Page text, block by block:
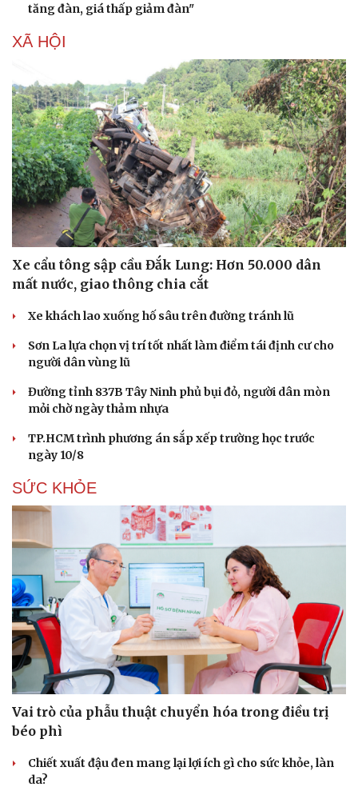
tăng đàn, giá thấp giảm đàn"
XÃ HỘI
Xe cẩu tông sập cầu Đắk Lung: Hơn 50.000 dân
mất nước, giao thông chia cắt
Xe khách lao xuống hố sâu trên đường tránh lũ
Sơn La lựa chọn vị trí tốt nhất làm điểm tái định cư cho
người dân vùng lũ
Đường tỉnh 837B Tây Ninh phủ bụi đỏ, người dân mòn
mỏi chờ ngày thảm nhựa
TP.HCM trình phương án sắp xếp trường học trước
ngày 10/8
SỨC KHỎE
Vai trò của phẫu thuật chuyển hóa trong điều trị
béo phì
Chiết xuất đậu đen mang lại lợi ích gì cho sức khỏe, làn
da?